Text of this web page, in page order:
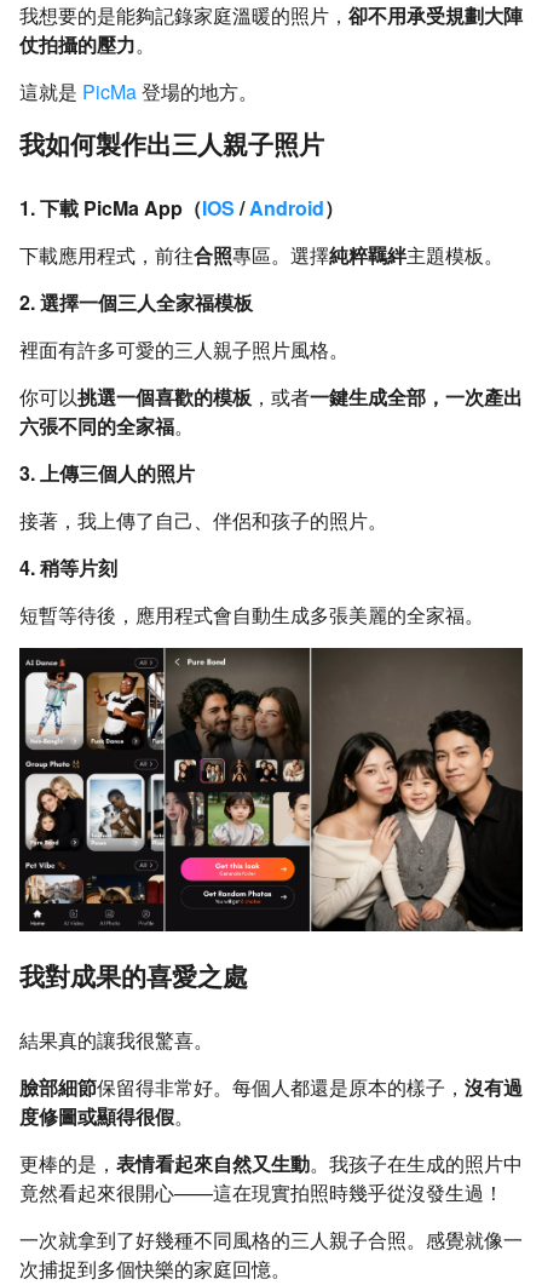
我想要的是能夠記錄家庭溫暖的照片， 卻不用承受規劃大陣
仗拍攝的壓力。
這就是 PicMa登場的地方。
我如何製作出三人親子照片
1. 下載 PicMa App（IOS /Android）
下載應用程式，前往合照專區。選擇純粹羈絆主題模板。
2. 選擇一個三人全家福模板
裡面有許多可愛的三人親子照片風格。
你可以挑選一個喜歡的模板 ，或者一鍵生成全部，一次產出
六張不同的全家福。
3. 上傳三個人的照片
接著，我上傳了自己、伴侶和孩子的照片。
4. 稍等片刻
短暫等待後，應用程式會自動生成多張美麗的全家福。
我對成果的喜愛之處
結果真的讓我很驚喜。
臉部細節保留得非常好。每個人都還是原本的樣子， 沒有過
度修圖或顯得很假。
更棒的是， 表情看起來自然又生動。我孩子在生成的照片中
竟然看起來很開心——這在現實拍照時幾乎從沒發生過！
一次就拿到了好幾種不同風格的三人親子合照。感覺就像一
次捕捉到多個快樂的家庭回憶。